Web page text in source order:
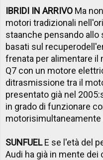
IBRIDI IN ARRIVO Ma
motori tradizionali
staanche pensando
basati sul
frenata per alimentare il
Q7 con un motore
ditrasmissione tra il
presentato già nel
in grado di funzionare
motorisimultaneamente
SUNFUELE se l'età del
Audi ha già in mente